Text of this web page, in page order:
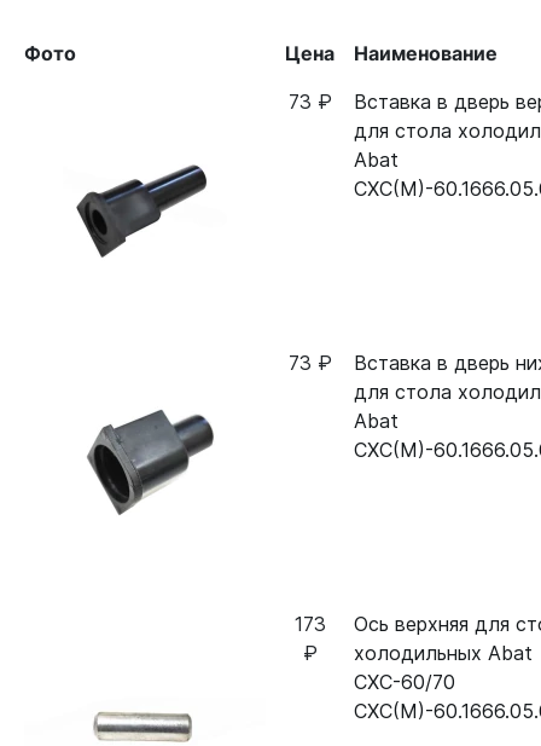
Фото Цена
Наименование
73 ₽
Вставка в дверь
для стола
Abat
СХС(М)-
73 ₽
Вставка в дверь
для стола
Abat
СХС(М)-
173
₽
Ось верхняя для
холодильных Abat
СХС-60/70
СХС(М)-